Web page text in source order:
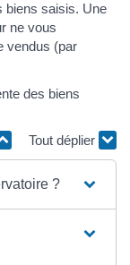
biens saisis. Une
ne vous
vendus (par
des biens
Tout déplier
?